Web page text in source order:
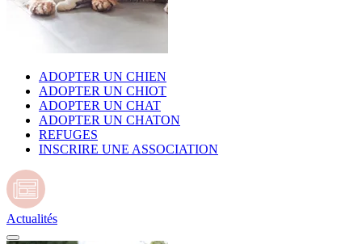
ADOPTER UN CHIEN
ADOPTER UN CHIOT
ADOPTER UN CHAT
ADOPTER UN CHATON
REFUGES
INSCRIRE UNE ASSOCIATION
Actualités